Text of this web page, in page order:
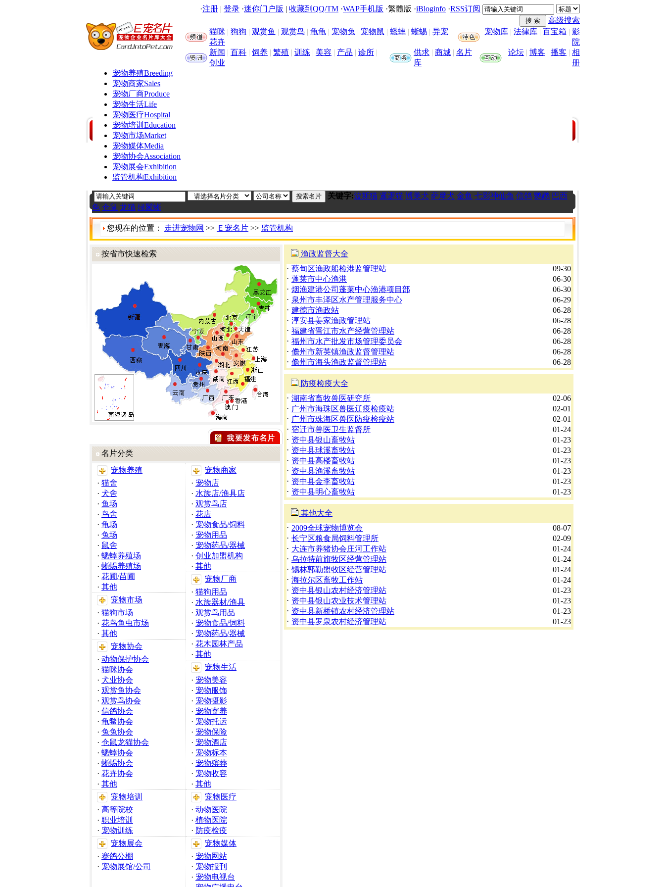
·注册 | 登录 ·迷你门户版 | 收藏到QQ/TM ·WAP手机版 ·繁體版 ·iBloginfo ·RSS订阅
高级搜索
猫咪 | 狗狗 | 观赏鱼 | 观赏鸟 | 龟龟 | 宠物兔 | 宠物鼠 | 蟋蟀 | 蜥蜴 | 异宠 |
花卉
宠物库 | 法律库 | 百宝箱 | 影
院
新闻 | 百科 | 饲养 | 繁殖 | 训练 | 美容 | 产品 | 诊所 |
创业
供求 | 商城 | 名片
库
论坛 | 博客 | 播客 | 相
册
宠物养殖Breeding
宠物商家Sales
宠物厂商Produce
宠物生活Life
宠物医疗Hospital
宠物培训 Education
宠物市场Market
宠物媒体Media
宠物协会Association
宠物展会Exhibition
监管机构Exhibition
关键字:波斯猫 暹逻猫 博美犬 萨摩犬 金鱼 七彩神仙鱼 信鸽 鹦鹉 巴西
龟 仓鼠 龙猫 绿鬣蜥
您现在的位置： 走进宠物网 >> Ｅ宠名片 >> 监管机构
按省市快速检索
名片分类
宠物养殖
· 猫舍
· 犬舍
· 鱼场
· 鸟舍
· 龟场
· 兔场
· 鼠舍
· 蟋蟀养殖场
· 蜥蜴养殖场
· 花圃/苗圃
· 其他
宠物市场
· 猫狗市场
· 花鸟鱼虫市场
· 其他
宠物协会
· 动物保护协会
· 猫咪协会
· 犬业协会
· 观赏鱼协会
· 观赏鸟协会
· 信鸽协会
· 龟鳖协会
· 兔兔协会
· 仓鼠龙猫协会
· 蟋蟀协会
· 蜥蜴协会
· 花卉协会
· 其他
宠物培训
· 高等院校
· 职业培训
· 宠物训练
宠物展会
· 赛鸽公棚
· 宠物展馆/公司
宠物商家
· 宠物店
· 水族店/渔具店
· 观赏鸟店
· 花店
· 宠物食品/饲料
· 宠物用品
· 宠物药品/器械
· 创业加盟机构
· 其他
宠物厂商
· 猫狗用品
· 水族器材/渔具
· 观赏鸟用品
· 宠物食品/饲料
· 宠物药品/器械
· 花木园林产品
· 其他
宠物生活
· 宠物美容
· 宠物服饰
· 宠物摄影
· 宠物寄养
· 宠物托运
· 宠物保险
· 宠物酒店
· 宠物标本
· 宠物殡葬
· 宠物收容
· 其他
宠物医疗
· 动物医院
· 植物医院
· 防疫检疫
宠物媒体
· 宠物网站
· 宠物报刊
· 宠物电视台
渔政监督大全
· 蔡甸区渔政船检港监管理站
09-30
· 蓬莱市中心渔港
06-30
· 烟渔建港公司蓬莱中心渔港项目部
06-30
· 泉州市丰泽区水产管理服务中心
06-29
· 建德市渔政站
06-28
· 淳安县姜家渔政管理站
06-28
· 福建省晋江市水产经营管理站
06-28
· 福州市水产批发市场管理委员会
06-28
· 儋州市新英镇渔政监督管理站
06-28
· 儋州市海头渔政监督管理站 06-28
防疫检疫大全
· 湖南省畜牧兽医研究所
02-06
· 广州市海珠区兽医辽疫检疫站
02-01
· 广州市珠海区兽医防疫检疫站
02-01
· 宿迁市兽医卫生监督所
01-24
· 资中县银山畜牧站
01-23
· 资中县球溪畜牧站
01-23
· 资中县高楼畜牧站
01-23
· 资中县渔溪畜牧站
01-23
· 资中县金李畜牧站
01-23
· 资中县明心畜牧站 01-23
其他大全
· 2009全球宠物博览会
08-07
· 长宁区粮食局饲料管理所
02-09
· 大连市养猪协会庄河工作站
01-24
· 乌拉特前旗牧区经营管理站
01-24
· 锡林郭勒盟牧区经营管理站
01-24
· 海拉尔区畜牧工作站
01-24
· 资中县银山农村经济管理站
01-23
· 资中县银山农业技术管理站
01-23
· 资中县新桥镇农村经济管理站
01-23
· 资中县罗泉农村经济管理站 01-23